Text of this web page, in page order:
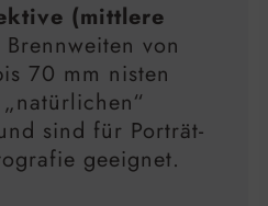
(mittlere
Brennweiten von
70 mm nisten
sind für Porträt-
geeignet.